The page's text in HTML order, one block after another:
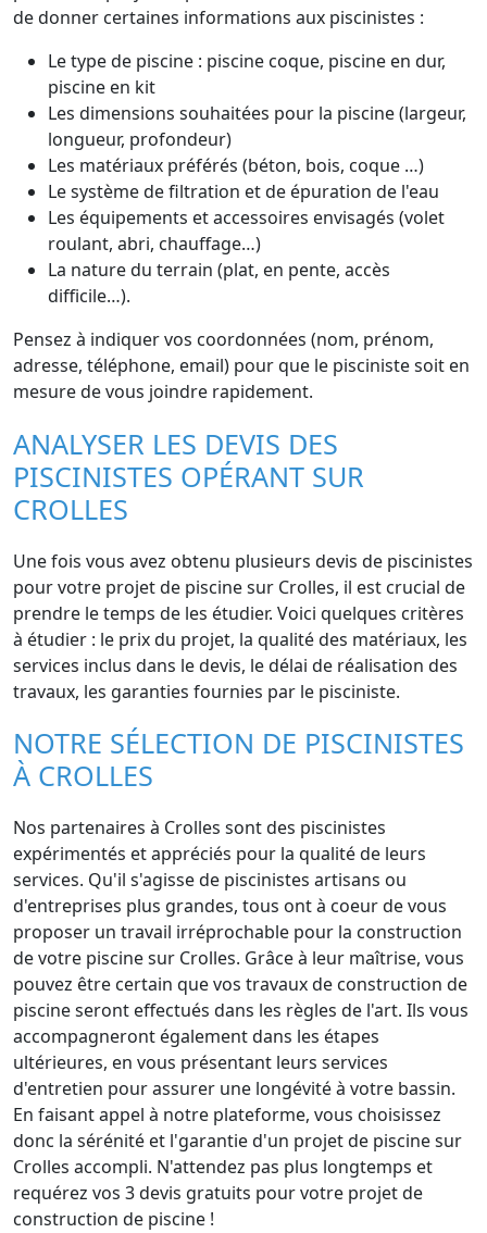
de donner certaines informations aux piscinistes :
Le type de piscine : piscine coque, piscine en dur,
piscine en kit
Les dimensions souhaitées pour la piscine (largeur,
longueur, profondeur)
Les matériaux préférés (béton, bois, coque …)
Le système de filtration et de épuration de l'eau
Les équipements et accessoires envisagés (volet
roulant, abri, chauffage…)
La nature du terrain (plat, en pente, accès
difficile…).
Pensez à indiquer vos coordonnées (nom, prénom,
adresse, téléphone, email) pour que le pisciniste soit en
mesure de vous joindre rapidement.
ANALYSER LES DEVIS DES
PISCINISTES OPÉRANT SUR
CROLLES
Une fois vous avez obtenu plusieurs devis de piscinistes
pour votre projet de piscine sur Crolles, il est crucial de
prendre le temps de les étudier. Voici quelques critères
à étudier : le prix du projet, la qualité des matériaux, les
services inclus dans le devis, le délai de réalisation des
travaux, les garanties fournies par le pisciniste.
NOTRE SÉLECTION DE PISCINISTES
À CROLLES
Nos partenaires à Crolles sont des piscinistes
expérimentés et appréciés pour la qualité de leurs
services. Qu'il s'agisse de piscinistes artisans ou
d'entreprises plus grandes, tous ont à coeur de vous
proposer un travail irréprochable pour la construction
de votre piscine sur Crolles. Grâce à leur maîtrise, vous
pouvez être certain que vos travaux de construction de
piscine seront effectués dans les règles de l'art. Ils vous
accompagneront également dans les étapes
ultérieures, en vous présentant leurs services
d'entretien pour assurer une longévité à votre bassin.
En faisant appel à notre plateforme, vous choisissez
donc la sérénité et l'garantie d'un projet de piscine sur
Crolles accompli. N'attendez pas plus longtemps et
requérez vos 3 devis gratuits pour votre projet de
construction de piscine !